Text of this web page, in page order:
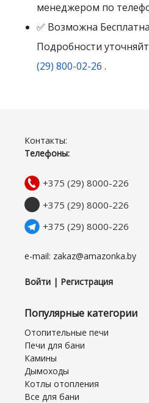
менеджером по
✅ Возможна
Подробности
(29) 800-02-26 .
Контакты:
Телефоны:
+375 (29) 8000-226
+375 (29) 8000-226
+375 (29) 8000-226
e-mail: zakaz@amazonka.by
Войти | Регистрация
Популярные категории
Отопительные печи
Печи для бани
Камины
Дымоходы
Котлы отопления
Все для бани